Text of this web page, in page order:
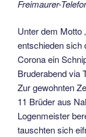
Freimaurer-
Unter dem Motto
entschieden sich
Corona ein
Bruderabend via
Zur gewohnten
11 Brüder aus
Logenmeister
tauschten sich